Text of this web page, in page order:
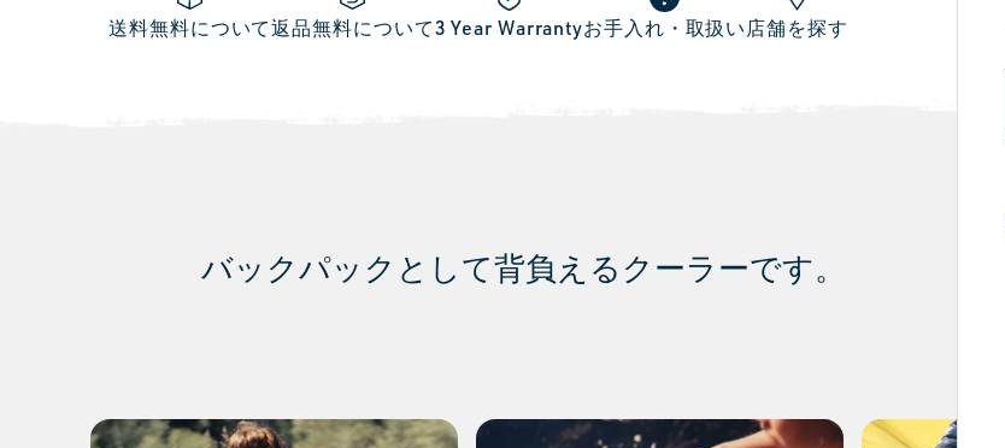
送料無料について返品無料について3 Year Warrantyお手入れ・取扱い 店舗を探す
バックパックとして背負えるクーラーです。